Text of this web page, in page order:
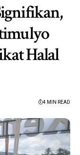
Halal
4 MIN READ